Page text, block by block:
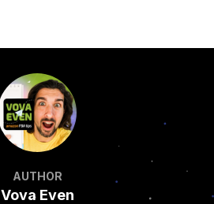
AUTHOR
Vova Even